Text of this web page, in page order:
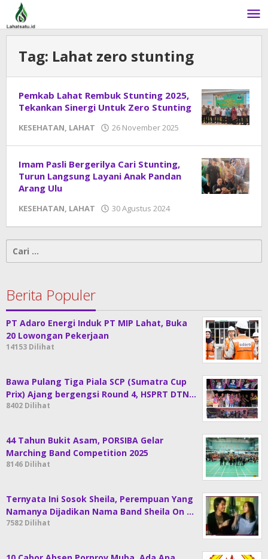
Lewati
konten
Tag: Lahat zero stunting
Pemkab Lahat Rembuk Stunting 2025,
Tekankan Sinergi Untuk Zero Stunting
KESEHATAN, LAHAT 26 November 2025
oleh
Imam Pasli Bergerilya Cari Stunting,
Turun Langsung Layani Anak Pandan
Arang Ulu
KESEHATAN, LAHAT 30 Agustus 2024
Cari
untuk:
Berita Populer
PT Adaro Energi Induk PT MIP Lahat, Buka
20 Lowongan Pekerjaan
14153 Dilihat
Bawa Pulang Tiga Piala SCP (Sumatra Cup
Prix) Ajang bergengsi Round 4, HSPRT DTN…
8402 Dilihat
44 Tahun Bukit Asam, PORSIBA Gelar
Marching Band Competition 2025
8146 Dilihat
Ternyata Ini Sosok Sheila, Perempuan Yang
Namanya Dijadikan Nama Band Sheila On …
7582 Dilihat